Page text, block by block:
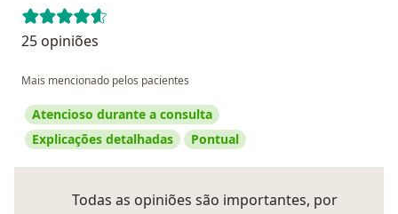
25 opiniões
Mais mencionado pelos pacientes
Atencioso durante a consulta
Explicações detalhadas
Pontual
Todas as opiniões são importantes, por